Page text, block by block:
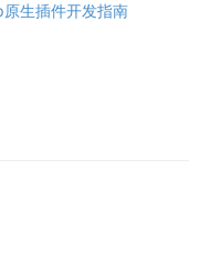
生插件开发指南